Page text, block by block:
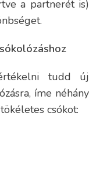
a partnerét is)
tudd új
íme néhány
csókot: